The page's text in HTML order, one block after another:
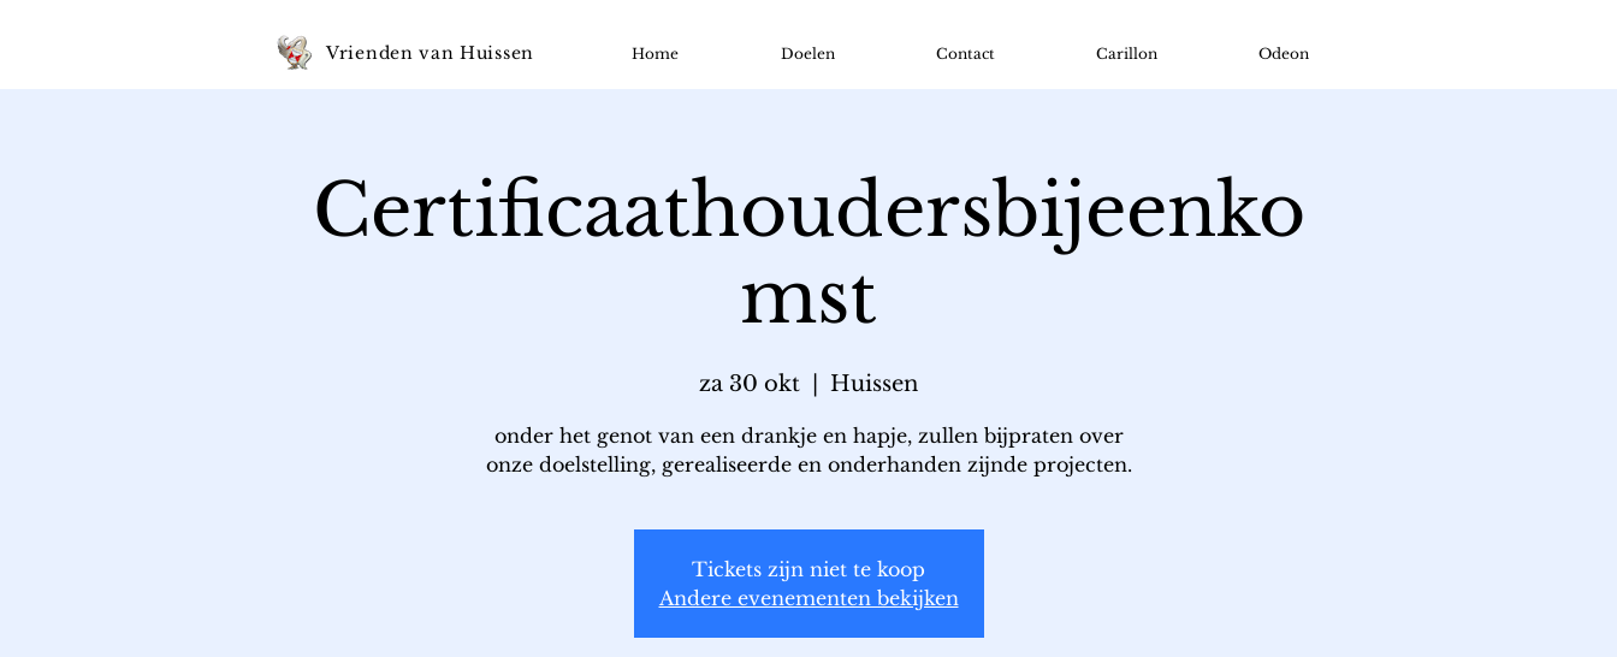
Vrienden van Huissen Home Doelen Contact Carillon Odeon
Certificaathoudersbijeenko
mst
za 30 okt Huissen
onder het genot van een drankje en hapje, zullen bijpraten over
onze doelstelling, gerealiseerde en onderhanden zijnde projecten.
Tickets zijn niet te koop
Andere evenementen bekijken